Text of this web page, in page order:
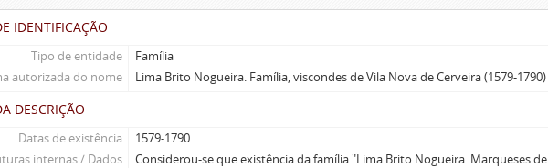
IDENTIFICAÇÃO
Tipo de entidade
Família
autorizada do nome
Lima Brito Nogueira. Família, viscondes de Vila Nova de Cerveira (1579-1790)
DESCRIÇÃO
Datas de existência
1579-1790
internas / Dados
Considerou-se que existência da família "Lima Brito Nogueira. Marqueses de